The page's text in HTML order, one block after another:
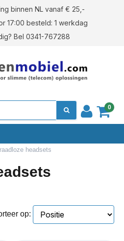
binnen NL vanaf € 25,-
17:00 besteld: 1 werkdag
Bel 0341-767288
0
headsets
op: